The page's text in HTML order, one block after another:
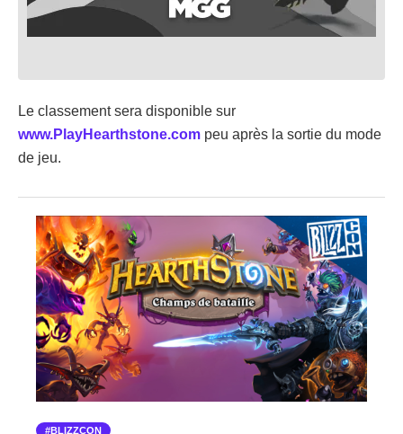
Le classement sera disponible sur
www.PlayHearthstone.com peu après la sortie du mode
de jeu.
BLIZZCON